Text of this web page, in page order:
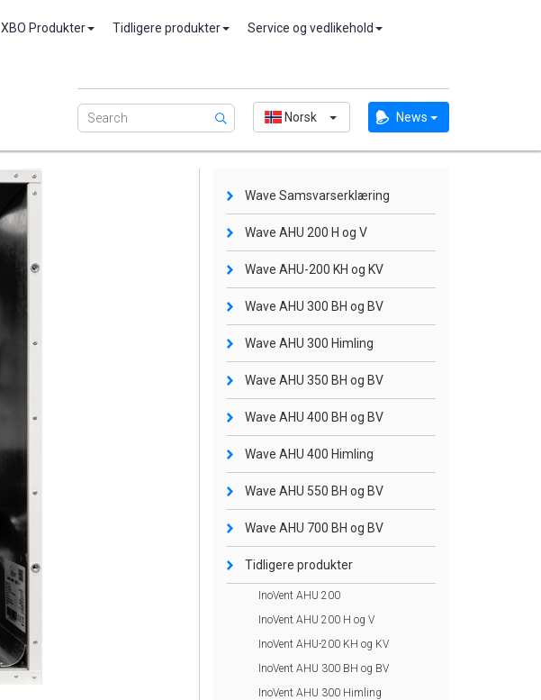
XBO Produkter Tidligere produkter
Service og vedlikehold
Norsk News
Wave Samsvarserklæring
Wave AHU 200 H og V
Wave AHU-200 KH og KV
Wave AHU 300 BH og BV
Wave AHU 300 Himling
Wave AHU 350 BH og BV
Wave AHU 400 BH og BV
Wave AHU 400 Himling
Wave AHU 550 BH og BV
Wave AHU 700 BH og BV
Tidligere produkter
InoVent AHU 200
InoVent AHU 200 H og V
InoVent AHU-200 KH og KV
InoVent AHU 300 BH og BV
InoVent AHU 300 Himling